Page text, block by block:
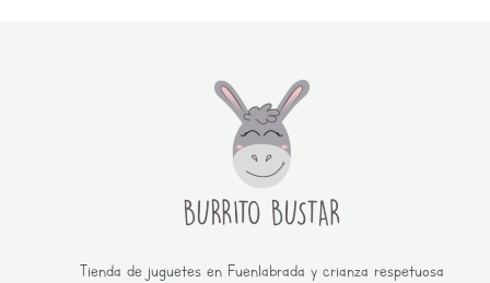
Tienda de juguetes en Fuenlabrada y crianza respetuosa